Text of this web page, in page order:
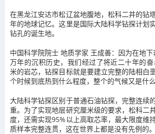
在黑龙江安达市松辽盆地腹地，松科二井的钻
年的地球记忆。这里是国际大陆科学钻探计划
钻孔的诞生地。
中国科学院院士 地质学家 王成善：因为在地
万年的沉积历史，我们经过了将近二十年的
米的岩芯，钻探目标就是要建立完整的陆相白
个时候到底热到什么程度，整个的气候又是什么
大陆科学钻探区别于普通石油钻探，完整连续
重。为了实现地层研究厘米级的要求，松科二
度，还需实现95%以上高取芯率，最大限度维
质样本完整连贯，这在世界上都是没有先例的。